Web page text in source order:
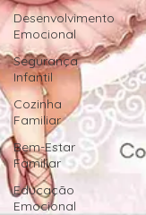
Desenvolvimento
Emocional
Segurança
Infantil
Cozinha
Familiar
Bem-Estar
Familiar
Educação
Emocional